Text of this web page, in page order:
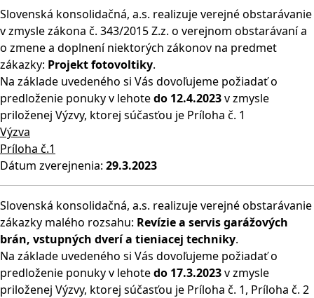
Slovenská konsolidačná, a.s. realizuje verejné obstarávanie
v zmysle zákona č. 343/2015 Z.z. o verejnom obstarávaní a
o zmene a doplnení niektorých zákonov na predmet
zákazky: Projekt fotovoltiky.
Na základe uvedeného si Vás dovoľujeme požiadať o
predloženie ponuky v lehotedo 12.4.2023v zmysle
priloženej Výzvy, ktorej súčasťou je Príloha č. 1
Výzva
Príloha č.1
Dátum zverejnenia: 29.3.2023
Slovenská konsolidačná, a.s. realizuje verejné obstarávanie
zákazky malého rozsahu: Revízie a servis garážových
brán, vstupných dverí a tieniacej techniky.
Na základe uvedeného si Vás dovoľujeme požiadať o
predloženie ponuky v lehotedo 17.3.2023v zmysle
priloženej Výzvy, ktorej súčasťou je Príloha č. 1, Príloha č. 2